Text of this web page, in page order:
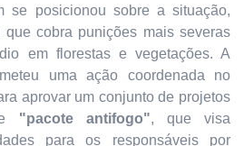
se posicionou sobre a situação,
cobra punições mais severas
em florestas e vegetações. A
uma ação coordenada no
aprovar um conjunto de projetos
"pacote antifogo", que visa
para os responsáveis por